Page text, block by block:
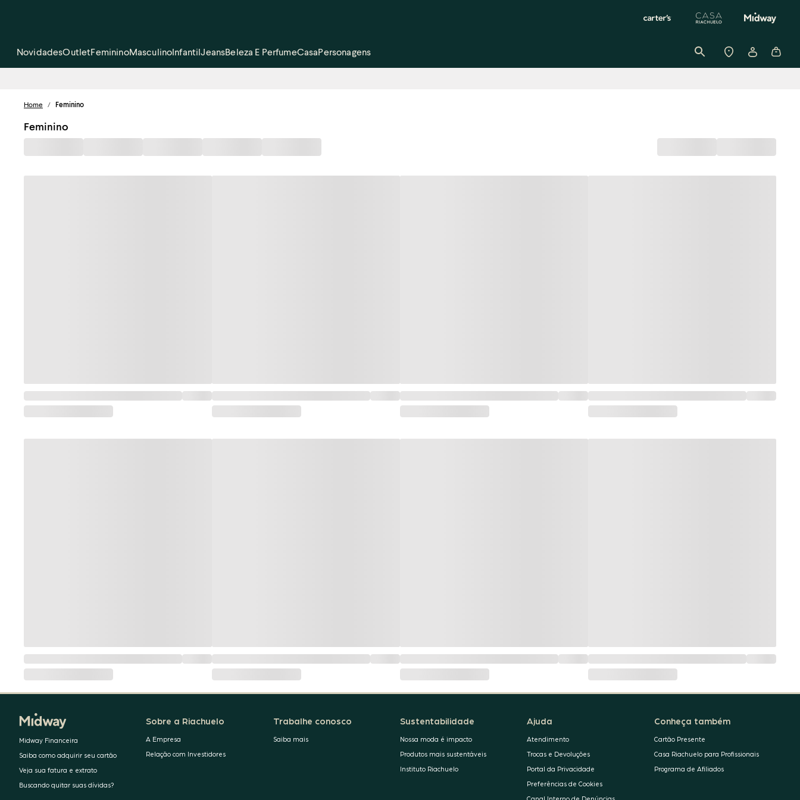
NovidadesOutletFemininoMasculinoInfantilJeansBeleza E PerfumeCasaPersonagens
Home / Feminino
Feminino
Midway Financeira
Saiba como adquirir seu cartão
Veja sua fatura e extrato
Buscando quitar suas dívidas?
Sobre a Riachuelo
A Empresa
Relação com Investidores
Trabalhe conosco
Saiba mais
Sustentabilidade
Nossa moda é impacto
Produtos mais sustentáveis
Instituto Riachuelo
Ajuda
Atendimento
Trocas e Devoluções
Portal da Privacidade
Preferências de Cookies
Conheça também
Cartão Presente
Casa Riachuelo para Profissionais
Programa de Afiliados